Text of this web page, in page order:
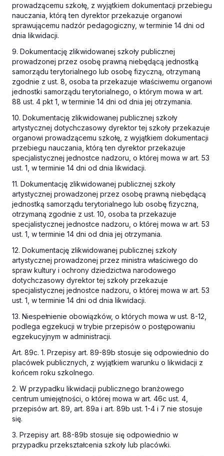
prowadzącemu szkołę, z wyjątkiem dokumentacji przebiegu
nauczania, którą ten dyrektor przekazuje organowi
sprawującemu nadzór pedagogiczny, w terminie 14 dni od
dnia likwidacji.
9. Dokumentację zlikwidowanej szkoły publicznej
prowadzonej przez osobę prawną niebędącą jednostką
samorządu terytorialnego lub osobę fizyczną, otrzymaną
zgodnie z ust. 8, osoba ta przekazuje właściwemu organowi
jednostki samorządu terytorialnego, o którym mowa w art.
88 ust. 4 pkt 1, w terminie 14 dni od dnia jej otrzymania.
10. Dokumentację zlikwidowanej publicznej szkoły
artystycznej dotychczasowy dyrektor tej szkoły przekazuje
organowi prowadzącemu szkołę, z wyjątkiem dokumentacji
przebiegu nauczania, którą ten dyrektor przekazuje
specjalistycznej jednostce nadzoru, o której mowa w art. 53
ust. 1, w terminie 14 dni od dnia likwidacji.
11. Dokumentację zlikwidowanej publicznej szkoły
artystycznej prowadzonej przez osobę prawną niebędącą
jednostką samorządu terytorialnego lub osobę fizyczną,
otrzymaną zgodnie z ust. 10, osoba ta przekazuje
specjalistycznej jednostce nadzoru, o której mowa w art. 53
ust. 1, w terminie 14 dni od dnia jej otrzymania.
12. Dokumentację zlikwidowanej publicznej szkoły
artystycznej prowadzonej przez ministra właściwego do
spraw kultury i ochrony dziedzictwa narodowego
dotychczasowy dyrektor tej szkoły przekazuje
specjalistycznej jednostce nadzoru, o której mowa w art. 53
ust. 1, w terminie 14 dni od dnia likwidacji.
13. Niespełnienie obowiązków, o których mowa w ust. 8-12,
podlega egzekucji w trybie przepisów o postępowaniu
egzekucyjnym w administracji.
Art. 89c. 1. Przepisy art. 89-89b stosuje się odpowiednio do
placówek publicznych, z wyjątkiem warunku o likwidacji z
końcem roku szkolnego.
2. W przypadku likwidacji publicznego branżowego
centrum umiejętności, o której mowa w art. 46c ust. 4,
przepisów art. 89, art. 89a i art. 89b ust. 1-4 i 7 nie stosuje
się.
3. Przepisy art. 88-89b stosuje się odpowiednio w
przypadku przekształcenia szkoły lub placówki.